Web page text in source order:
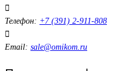
Телефон: +7 (391) 2-911-808
Email: sale@omikom.ru